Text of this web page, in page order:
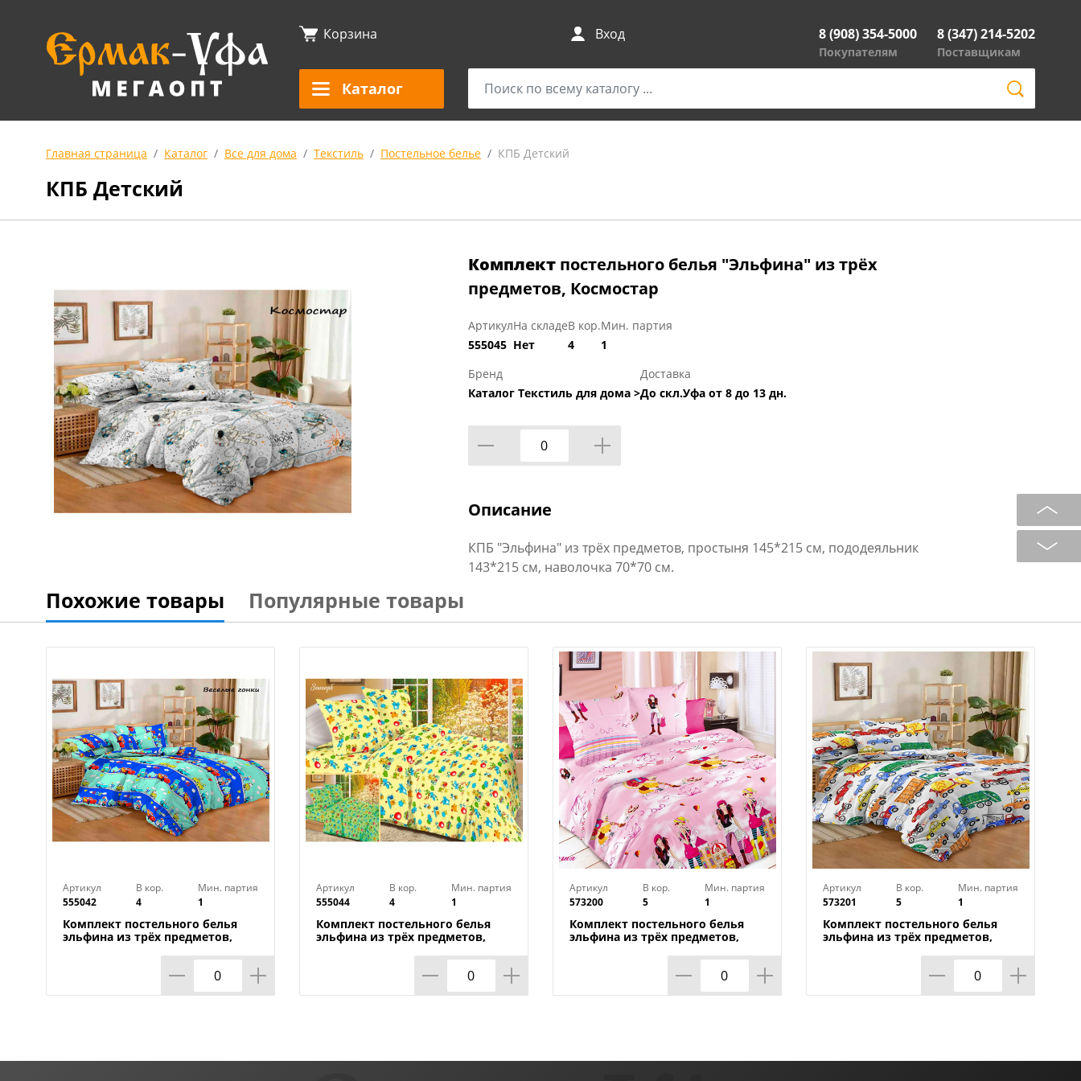
Корзина Вход 8 (908) 354-5000
Покупателям
8 (347) 214-5202
Поставщикам
Каталог
Главная страница Каталог Все для дома Текстиль Постельное белье КПБ Детский
КПБ Детский
Комплект постельного белья "Эльфина" из трёх
предметов, Космостар
Артикул
555045
На складе
Нет
В кор.
4
Мин. партия
1
Бренд
Каталог Текстиль для дома >
Доставка
До скл.Уфа от 8 до 13 дн.
Описание
КПБ "Эльфина" из трёх предметов, простыня 145*215 см, пододеяльник
143*215 см, наволочка 70*70 см.
Похожие товары Популярные товары
Артикул
555042
В кор.
4
Мин. партия
1
Комплект постельного белья
эльфина из трёх предметов,
Артикул
555044
В кор.
4
Мин. партия
1
Комплект постельного белья
эльфина из трёх предметов,
Артикул
573200
В кор.
5
Мин. партия
1
Комплект постельного белья
эльфина из трёх предметов,
Артикул
573201
В кор.
5
Мин. партия
1
Комплект постельного белья
эльфина из трёх предметов,